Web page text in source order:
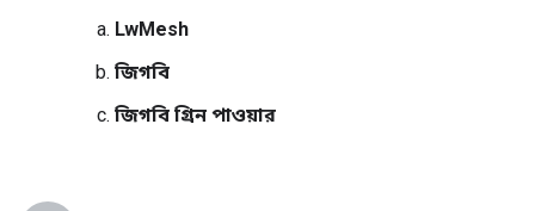
LwMesh
জিগবি
জিগবি গ্রিন পাওয়ার